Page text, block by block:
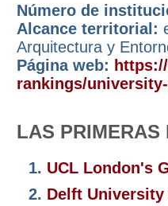
Número de
Alcance territorial:
Arquitectura y
Página web:
rankings/
LAS PRIMERAS
1. UCL London's
2. Delft